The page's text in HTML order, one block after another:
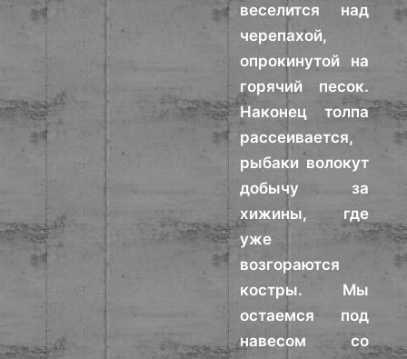
веселится над
черепахой,
опрокинутой на
горячий песок.
Наконец толпа
рассеивается,
рыбаки волокут
добычу за
хижины, где
уже
возгораются
костры. Мы
остаемся под
навесом со